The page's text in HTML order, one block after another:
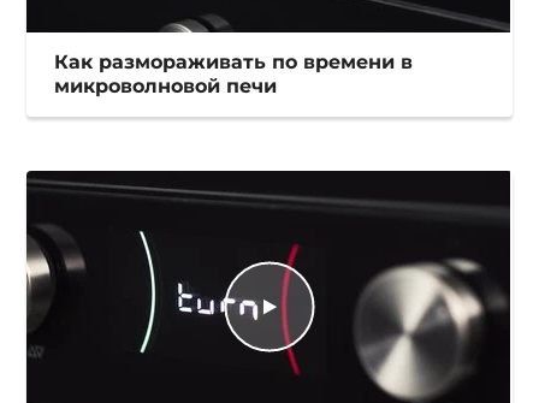
Как размораживать по времени в
микроволновой печи